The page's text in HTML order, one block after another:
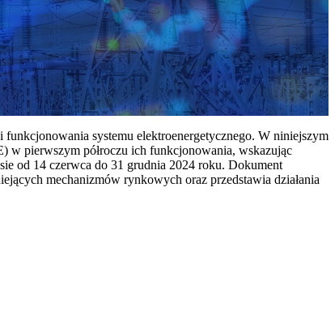
systemu elektroenergetycznego. W niniejszym
w pierwszym półroczu ich funkcjonowania, wskazując
od 14 czerwca do 31 grudnia 2024 roku. Dokument
mechanizmów rynkowych oraz przedstawia działania